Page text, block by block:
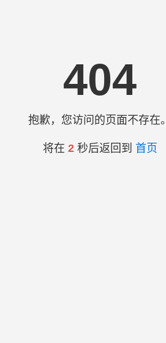
404
抱歉，您访问的页面不存在。
将在 2秒后返回到 首页